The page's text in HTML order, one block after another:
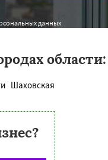
данных
области:
Шаховская